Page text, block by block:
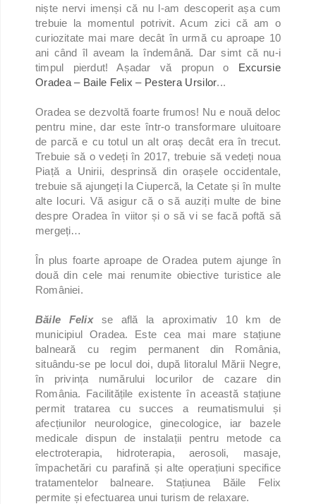
niște nervi imenși că nu l-am descoperit așa cum
trebuie la momentul potrivit. Acum zici că am o
curiozitate mai mare decât în urmă cu aproape 10
ani când îl aveam la îndemână. Dar simt că nu-i
timpul pierdut! Așadar vă propun o Excursie
Oradea – Baile Felix – Pestera Ursilor...
Oradea se dezvoltă foarte frumos! Nu e nouă deloc
pentru mine, dar este într-o transformare uluitoare
de parcă e cu totul un alt oraș decât era în trecut.
Trebuie să o vedeți în 2017, trebuie să vedeți noua
Piață a Unirii, desprinsă din orașele occidentale,
trebuie să ajungeți la Ciupercă, la Cetate și în multe
alte locuri. Vă asigur că o să auziți multe de bine
despre Oradea în viitor și o să vi se facă poftă să
mergeți…
În plus foarte aproape de Oradea putem ajunge în
două din cele mai renumite obiective turistice ale
României.
Băile Felixse află la aproximativ 10 km de
municipiul Oradea. Este cea mai mare stațiune
balneară cu regim permanent din România,
situându-se pe locul doi, după litoralul Mării Negre,
în privința numărului locurilor de cazare din
România. Facilitățile existente în această stațiune
permit tratarea cu succes a reumatismului și
afecțiunilor neurologice, ginecologice, iar bazele
medicale dispun de instalații pentru metode ca
electroterapia, hidroterapia, aerosoli, masaje,
împachetări cu parafină și alte operațiuni specifice
tratamentelor balneare. Stațiunea Băile Felix
permite și efectuarea unui turism de relaxare.